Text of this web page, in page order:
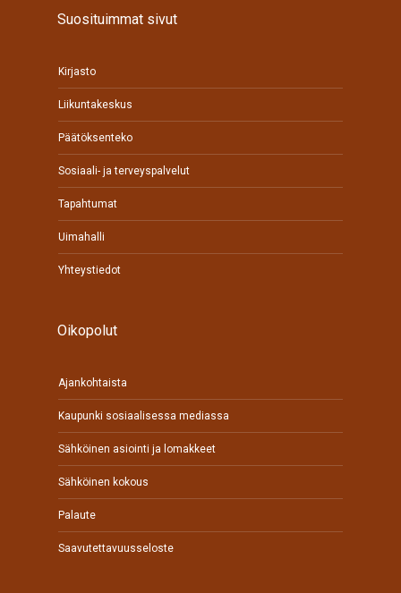
Suosituimmat sivut
Kirjasto
Liikuntakeskus
Päätöksenteko
Sosiaali- ja terveyspalvelut
Tapahtumat
Uimahalli
Yhteystiedot
Oikopolut
Ajankohtaista
Kaupunki sosiaalisessa mediassa
Sähköinen asiointi ja lomakkeet
Sähköinen kokous
Palaute
Saavutettavuusseloste